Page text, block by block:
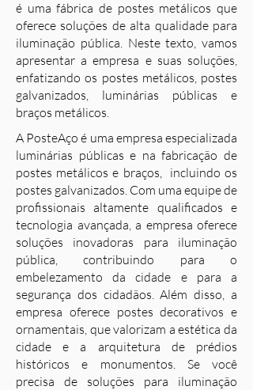
é uma fábrica de postes metálicos que
oferece soluções de alta qualidade para
iluminação pública. Neste texto, vamos
apresentar a empresa e suas soluções,
enfatizando os postes metálicos, postes
galvanizados, luminárias públicas e
braços metálicos.
A PosteAço é uma empresa especializada
luminárias públicas e na fabricação de
postes metálicos e braços, incluindo os
postes galvanizados. Com uma equipe de
profissionais altamente qualificados e
tecnologia avançada, a empresa oferece
soluções inovadoras para iluminação
pública, contribuindo para o
embelezamento da cidade e para a
segurança dos cidadãos. Além disso, a
empresa oferece postes decorativos e
ornamentais, que valorizam a estética da
cidade e a arquitetura de prédios
históricos e monumentos. Se você
precisa de soluções para iluminação